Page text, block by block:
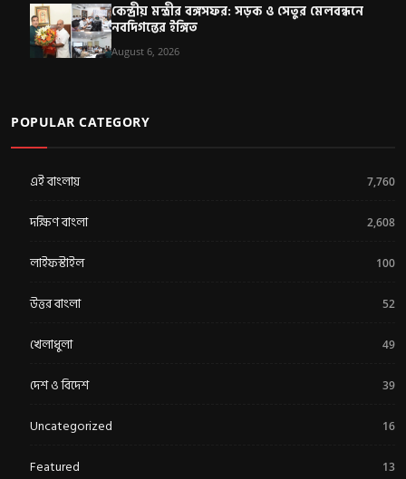
কেন্দ্রীয় মন্ত্রীর বঙ্গসফর: সড়ক ও সেতুর মেলবন্ধনে
নবদিগন্তের ইঙ্গিত
August 6, 2026
POPULAR CATEGORY
এই বাংলায় 7,760
দক্ষিণ বাংলা 2,608
লাইফস্টাইল 100
উত্তর বাংলা 52
খেলাধুলা 49
দেশ ও বিদেশ 39
Uncategorized 16
Featured 13